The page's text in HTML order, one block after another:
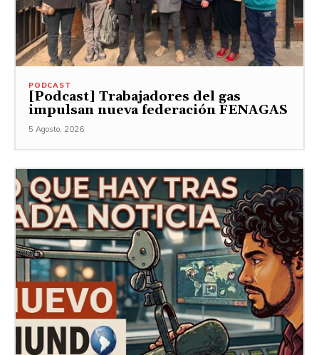
PODCAST
[Podcast] Trabajadores del gas
impulsan nueva federación FENAGAS
5 Agosto, 2026